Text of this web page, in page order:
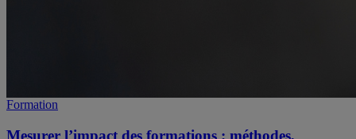
Formation
Mesurer l’impact des formations : méthodes,